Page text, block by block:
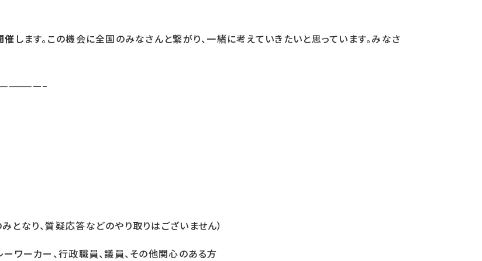
催 します。この機会に全国のみなさんと繋がり、一緒に考えていきたいと思っています。みなさ
り、質疑応答などのやり取りはございません）
ワーカー、行政職員、議員、その他関心のある方